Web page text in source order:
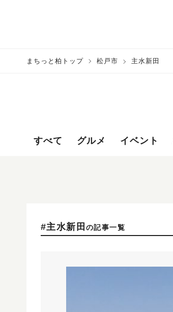
まちっと柏トップ 松戸市 主水新田
すべて グルメ イベント
#主水新田 の記事一覧